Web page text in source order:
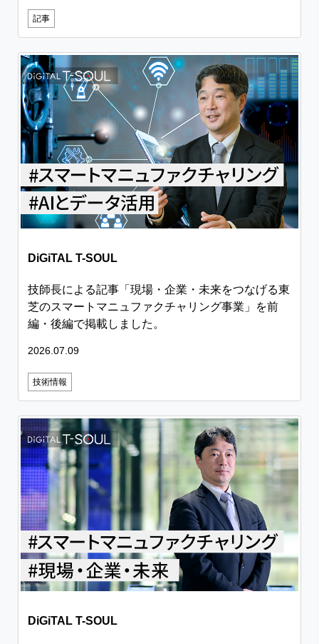
記事
DiGiTAL T-SOUL
技師長による記事「現場・企業・未来をつなげる東
芝のスマートマニュファクチャリング事業」を前
編・後編で掲載しました。
2026.07.09
技術情報
DiGiTAL T-SOUL